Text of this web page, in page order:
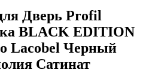
Дверь Profil
BLACK EDITION
Lacobel Черный
Сатинат